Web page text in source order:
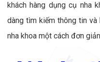
khách hàng dụng cụ nha
dàng tìm kiếm thông tin và
nha khoa một cách đơn